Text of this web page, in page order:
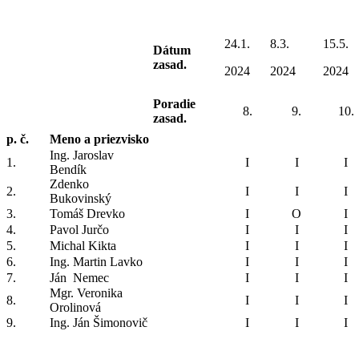
Dátum
zasad.
24.1.
2024
8.3.
2024
15.5.
2024
Poradie
zasad.
8. 9. 10.
p. č.
Meno a priezvisko
1.
Ing. Jaroslav
Bendík
I I I
2.
Zdenko
Bukovinský
I I
I
3.
Tomáš Drevko I O
I
4.
Pavol Jurčo I I
I
5.
Michal Kikta I I
I
6.
Ing. Martin Lavko I I
I
7.
Ján Nemec I I
I
8.
Mgr. Veronika
Orolinová
I I
I
9.
Ing. Ján Šimonovič I I I